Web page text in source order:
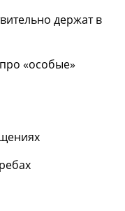
держат в
«особые»